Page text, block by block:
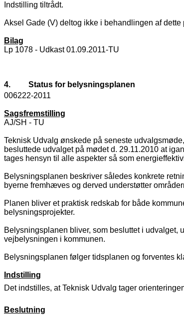
Indstilling tiltrådt.
Aksel Gade (V) deltog ikke i behandlingen af dette
Bilag
Lp 1078 - Udkast 01.09.2011-TU
4.
Status for belysningsplanen
006222-2011
Sagsfremstilling
AJ/SH - TU
Teknisk Udvalg ønskede på seneste
besluttede udvalget på mødet d. 29.11.2010 at
tages hensyn til alle aspekter så som
Belysningsplanen beskriver således konkrete
byerne fremhæves og derved understøtter
Planen bliver et praktisk redskab for både
belysningsprojekter.
Belysningsplanen bliver, som besluttet i udvalget,
vejbelysningen i kommunen.
Belysningsplanen følger tidsplanen og forventes
Indstilling
Det indstilles, at Teknisk Udvalg tager
Beslutning